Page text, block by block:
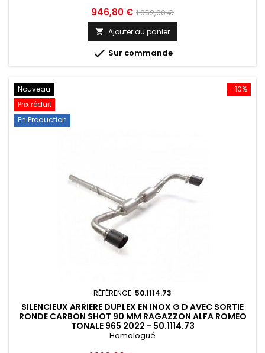
Prix
946,80 € Prix
de
base
1 052,00 €
 Ajouter au panier
 Sur commande
-10%
Nouveau
Prix réduit
En Production
RÉFÉRENCE: 50.1114.73
SILENCIEUX ARRIERE DUPLEX EN INOX G D AVEC SORTIE
RONDE CARBON SHOT 90 MM RAGAZZON ALFA ROMEO
TONALE 965 2022 - 50.1114.73
Homologué